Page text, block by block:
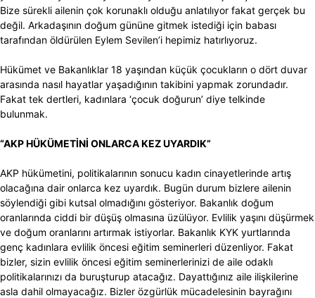
Bize sürekli ailenin çok korunaklı olduğu anlatılıyor fakat gerçek bu
değil. Arkadaşının doğum gününe gitmek istediği için babası
tarafından öldürülen Eylem Sevilen’i hepimiz hatırlıyoruz.
Hükümet ve Bakanlıklar 18 yaşından küçük çocukların o dört duvar
arasında nasıl hayatlar yaşadığının takibini yapmak zorundadır.
Fakat tek dertleri, kadınlara ‘çocuk doğurun’ diye telkinde
bulunmak.
“AKP HÜKÜMETİNİ ONLARCA KEZ UYARDIK”
AKP hükümetini, politikalarının sonucu kadın cinayetlerinde artış
olacağına dair onlarca kez uyardık. Bugün durum bizlere ailenin
söylendiği gibi kutsal olmadığını gösteriyor. Bakanlık doğum
oranlarında ciddi bir düşüş olmasına üzülüyor. Evlilik yaşını düşürmek
ve doğum oranlarını artırmak istiyorlar. Bakanlık KYK yurtlarında
genç kadınlara evlilik öncesi eğitim seminerleri düzenliyor. Fakat
bizler, sizin evlilik öncesi eğitim seminerlerinizi de aile odaklı
politikalarınızı da buruşturup atacağız. Dayattığınız aile ilişkilerine
asla dahil olmayacağız. Bizler özgürlük mücadelesinin bayrağını